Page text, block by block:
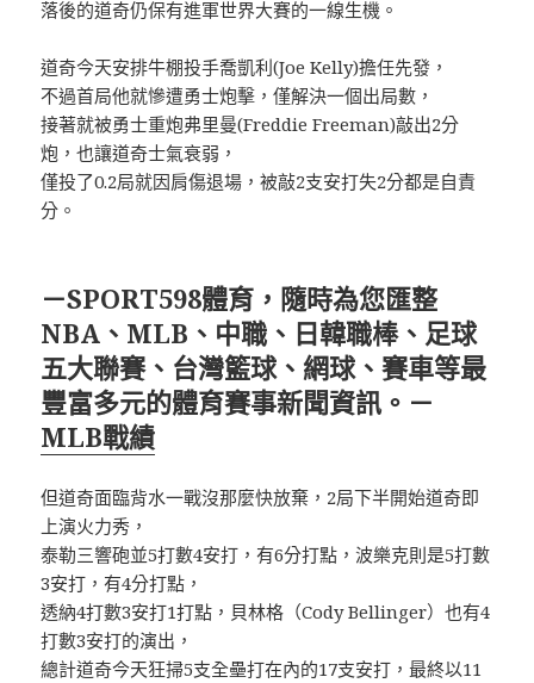
落後的道奇仍保有進軍世界大賽的一線生機。
道奇今天安排牛棚投手喬凱利(Joe Kelly)擔任先發，
不過首局他就慘遭勇士炮擊，僅解決一個出局數，
接著就被勇士重炮弗里曼(Freddie Freeman)敲出2分
炮，也讓道奇士氣衰弱，
僅投了0.2局就因肩傷退場，被敲2支安打失2分都是自責
分。
－SPORT598體育，隨時為您匯整
NBA、MLB、中職、日韓職棒、足球
五大聯賽、台灣籃球、網球、賽車等最
豐富多元的體育賽事新聞資訊。－
MLB戰績
但道奇面臨背水一戰沒那麼快放棄，2局下半開始道奇即
上演火力秀，
泰勒三響砲並5打數4安打，有6分打點，波樂克則是5打數
3安打，有4分打點，
透納4打數3安打1打點，貝林格（Cody Bellinger）也有4
打數3安打的演出，
總計道奇今天狂掃5支全壘打在內的17支安打，最終以11